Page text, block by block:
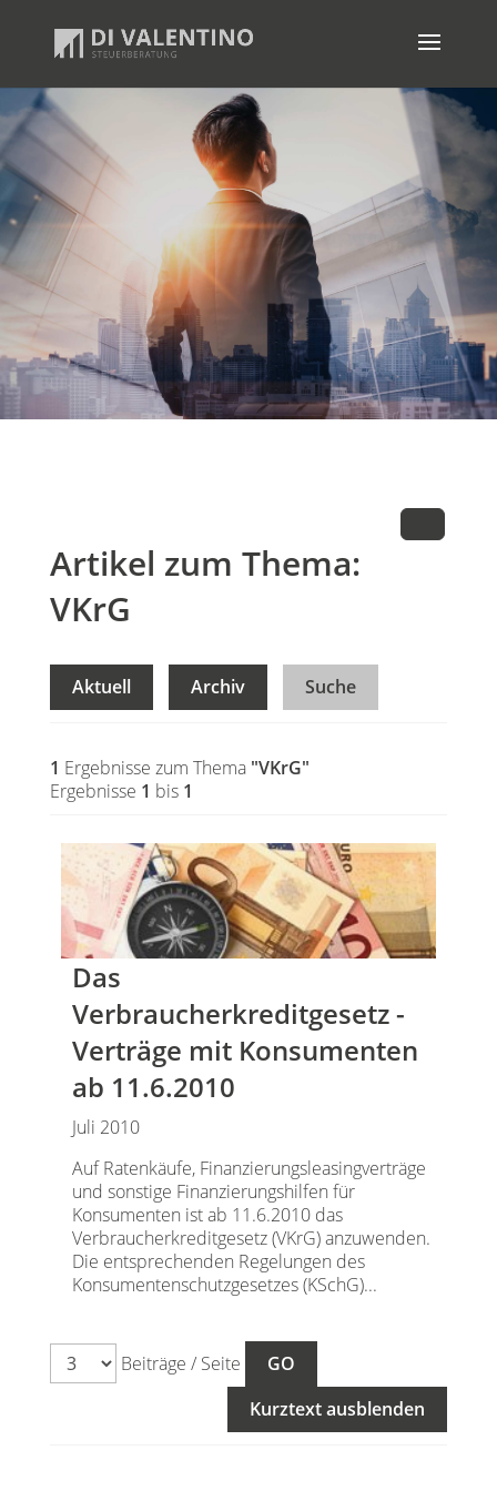
Artikel zum Thema:
VKrG
Aktuell Archiv Suche
1 Ergebnisse zum Thema "VKrG"
Ergebnisse 1 bis 1
Das
Verbraucherkreditgesetz -
Verträge mit Konsumenten
ab 11.6.2010
Juli 2010
Auf Ratenkäufe, Finanzierungsleasingverträge
und sonstige Finanzierungshilfen für
Konsumenten ist ab 11.6.2010 das
Verbraucherkreditgesetz (VKrG) anzuwenden.
Die entsprechenden Regelungen des
Konsumentenschutzgesetzes (KSchG)...
Beiträge / Seite
Kurztext ausblenden